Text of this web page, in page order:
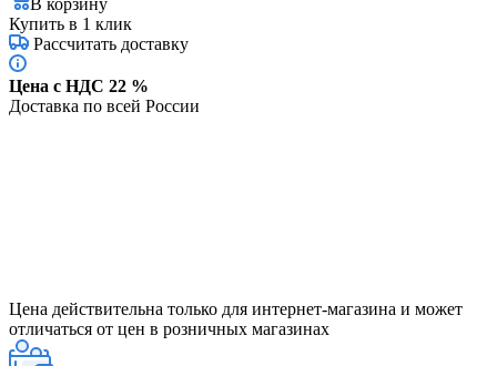
Купить в 1 клик
Рассчитать доставку
Цена с НДС 22 %
Доставка по всей России
Цена действительна только для интернет-магазина и может
отличаться от цен в розничных магазинах